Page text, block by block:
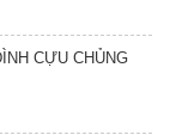
CỰU CHỦNG